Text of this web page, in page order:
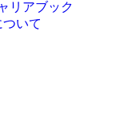
リアブック
いて